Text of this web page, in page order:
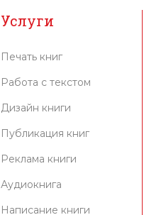
Услуги
Печать книг
Работа с текстом
Дизайн книги
Публикация книг
Реклама книги
Аудиокнига
Написание книги